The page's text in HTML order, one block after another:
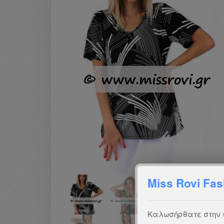
Miss Rovi
Καλωσήρθατε στην